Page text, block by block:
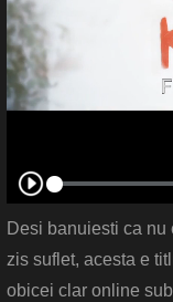
Desi banuiesti ca nu
zis suflet, acesta e
obicei clar online